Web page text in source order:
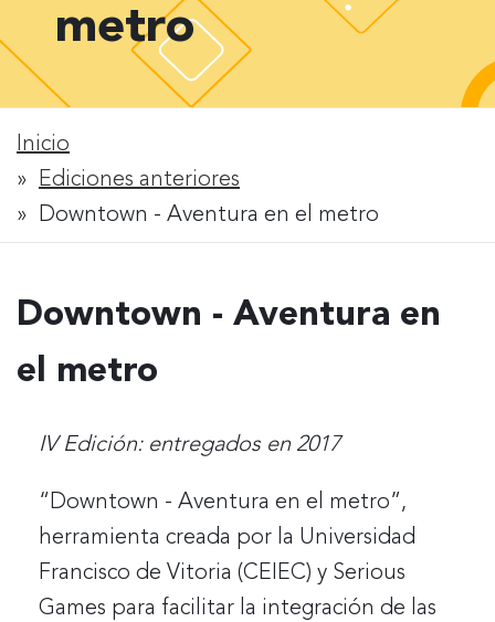
metro
Rastro
de
migas
Inicio
Ediciones anteriores
Downtown - Aventura en el metro
Downtown - Aventura en
el metro
IV Edición: entregados en 2017
“Downtown - Aventura en el metro”,
herramienta creada por la Universidad
Francisco de Vitoria (CEIEC) y Serious
Games para facilitar la integración de las